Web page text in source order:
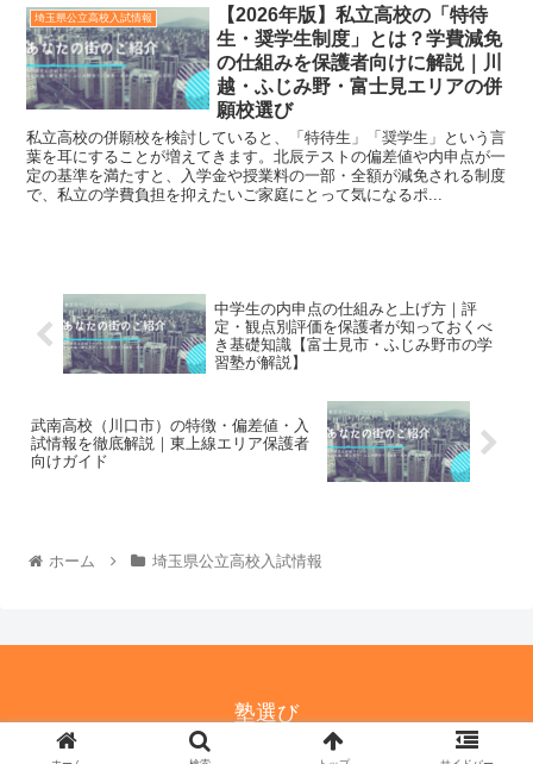
埼玉県公立高校入試情報
【2026年版】私立高校の「特待
生・奨学生制度」とは？学費減免
の仕組みを保護者向けに解説｜川
越・ふじみ野・富士見エリアの併
願校選び
私立高校の併願校を検討していると、「特待生」「奨学生」という言
葉を耳にすることが増えてきます。北辰テストの偏差値や内申点が一
定の基準を満たすと、入学金や授業料の一部・全額が減免される制度
で、私立の学費負担を抑えたいご家庭にとって気になるポ...
中学生の内申点の仕組みと上げ方｜評
定・観点別評価を保護者が知っておくべ
き基礎知識【富士見市・ふじみ野市の学
習塾が解説】
武南高校（川口市）の特徴・偏差値・入
試情報を徹底解説｜東上線エリア保護者
向けガイド
ホーム 埼玉県公立高校入試情報
塾選び
© 2021-2026 塾選び.